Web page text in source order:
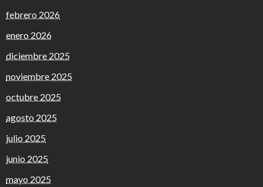
febrero 2026
enero 2026
diciembre 2025
noviembre 2025
octubre 2025
agosto 2025
julio 2025
junio 2025
mayo 2025